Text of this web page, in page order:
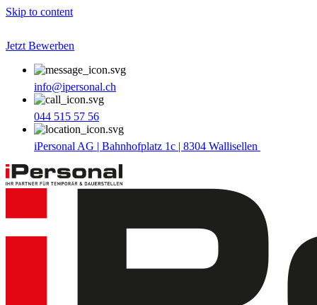
Skip to content
Jetzt Bewerben
info@ipersonal.ch
044 515 57 56
iPersonal AG | Bahnhofplatz 1c | 8304 Wallisellen